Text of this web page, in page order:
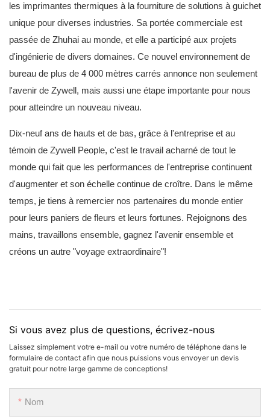
les imprimantes thermiques à la fourniture de solutions à guichet
unique pour diverses industries. Sa portée commerciale est
passée de Zhuhai au monde, et elle a participé aux projets
d'ingénierie de divers domaines. Ce nouvel environnement de
bureau de plus de 4 000 mètres carrés annonce non seulement
l'avenir de Zywell, mais aussi une étape importante pour nous
pour atteindre un nouveau niveau.
Dix-neuf ans de hauts et de bas, grâce à l'entreprise et au
témoin de Zywell People, c'est le travail acharné de tout le
monde qui fait que les performances de l'entreprise continuent
d'augmenter et son échelle continue de croître. Dans le même
temps, je tiens à remercier nos partenaires du monde entier
pour leurs paniers de fleurs et leurs fortunes. Rejoignons des
mains, travaillons ensemble, gagnez l'avenir ensemble et
créons un autre "voyage extraordinaire"!
Si vous avez plus de questions, écrivez-nous
Laissez simplement votre e-mail ou votre numéro de téléphone dans le
formulaire de contact afin que nous puissions vous envoyer un devis
gratuit pour notre large gamme de conceptions!
Nom